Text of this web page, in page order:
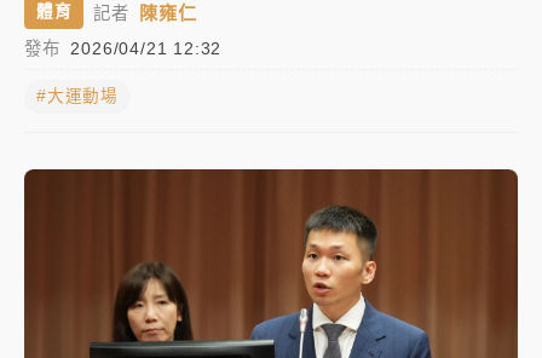
油價持續凍漲！ 中油宣布下周一汽柴油價格維持不變
中颱白海豚風雨來了！中部以北防豪雨 今晚、明天影
響最劇烈
白海豚逼近！北市水門只出不進 未移置車輛最高罰
體育 記者 陳雍仁
發布 2026/04/21 12:32
#大運動場